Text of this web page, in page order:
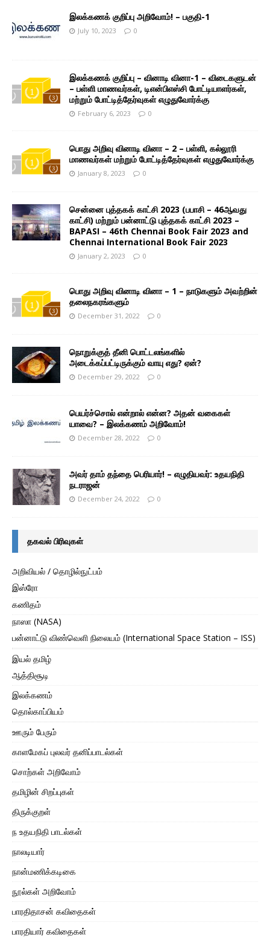
இலக்கணக் குறிப்பு அறிவோம்! – பகுதி-1
July 10, 2023 0
இலக்கணக் குறிப்பு – வினாடி வினா-1 – விடைகளுடன்
– பள்ளி மாணவர்கள், டிஎன்பிஎஸ்சி போட்டியாளர்கள்,
மற்றும் போட்டித்தேர்வுகள் எழுதுவோர்க்கு
February 6, 2023 0
பொது அறிவு வினாடி வினா – 2 – பள்ளி, கல்லூரி
மாணவர்கள் மற்றும் போட்டித்தேர்வுகள் எழுதுவோர்க்கு
January 8, 2023 0
சென்னை புத்தகக் காட்சி 2023 (பபாசி – 46ஆவது
காட்சி) மற்றும் பன்னாட்டு புத்தகக் காட்சி 2023 –
BAPASI – 46th Chennai Book Fair 2023 and
Chennai International Book Fair 2023
January 2, 2023 0
பொது அறிவு வினாடி வினா – 1 – நாடுகளும் அவற்றின்
தலைநகரங்களும்
December 31, 2022 0
நொறுக்குத் தீனி பொட்டலங்களில்
அடைக்கப்பட்டிருக்கும் வாயு எது? ஏன்?
December 29, 2022 0
பெயர்ச்சொல் என்றால் என்ன? அதன் வகைகள்
யாவை? – இலக்கணம் அறிவோம்!
December 28, 2022 0
அவர் தாம் தந்தை பெரியார்! – எழுதியவர்: உதயநிதி
நடராஜன்
December 24, 2022 0
தகவல் பிரிவுகள்
அறிவியல் / தொழில்நுட்பம்
இஸ்ரோ
கணிதம்
நாஸா (NASA)
பன்னாட்டு விண்வெளி நிலையம் (International Space Station – ISS)
இயல் தமிழ்
ஆத்திசூடி
இலக்கணம்
தொல்காப்பியம்
ஊரும் பேரும்
காளமேகப் புலவர் தனிப்பாடல்கள்
சொற்கள் அறிவோம்
தமிழின் சிறப்புகள்
திருக்குறள்
ந உதயநிதி பாடல்கள்
நாலடியார்
நான்மணிக்கடிகை
நூல்கள் அறிவோம்
பாரதிதாசன் கவிதைகள்
பாரதியார் கவிதைகள்